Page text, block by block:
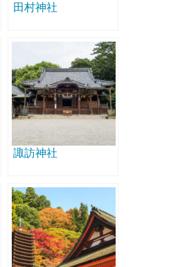
田村神社
諏訪神社